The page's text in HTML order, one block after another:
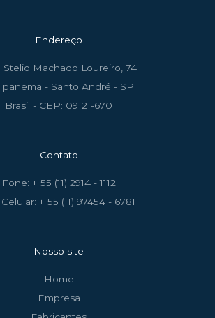
Endereço
Stelio Machado Loureiro, 74
- Santo André - SP
Brasil - CEP: 09121-670
Contato
Fone: + 55 (11) 2914 - 1112
Celular: + 55 (11) 97454 - 6781
Nosso site
Home
Empresa